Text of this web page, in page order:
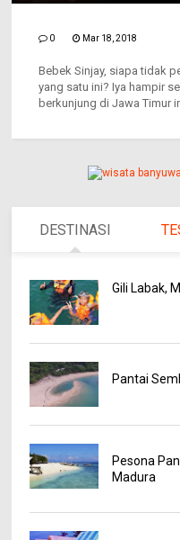
0 Mar 18, 2018
Bebek Sinjay, siapa tidak
yang satu ini? Iya hampir
berkunjung di Jawa Timur
DESTINASI
Gili Labak,
Pantai
Pesona
Madura